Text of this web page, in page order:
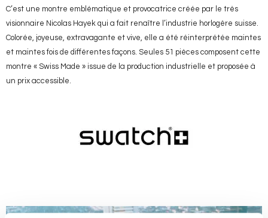
C’est une montre emblématique et provocatrice créée par le très
visionnaire Nicolas Hayek qui a fait renaître l’industrie horlogère suisse.
Colorée, joyeuse, extravagante et vive, elle a été réinterprétée maintes
et maintes fois de différentes façons. Seules 51 pièces composent cette
montre « Swiss Made » issue de la production industrielle et proposée à
un prix accessible.